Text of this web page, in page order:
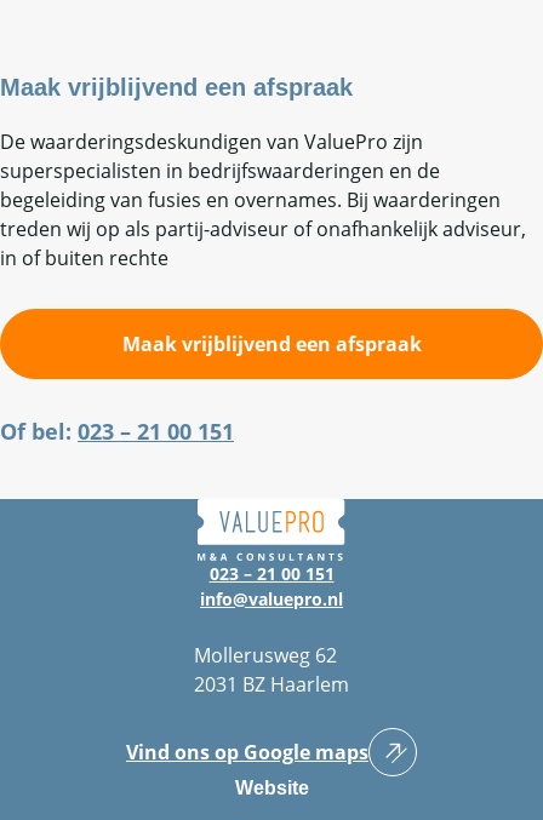
Maak vrijblijvend een afspraak
De waarderingsdeskundigen van ValuePro zijn
superspecialisten in bedrijfswaarderingen en de
begeleiding van fusies en overnames. Bij waarderingen
treden wij op als partij-adviseur of onafhankelijk adviseur,
in of buiten rechte
Maak vrijblijvend een afspraak
Of bel: 023 – 21 00 151
023 – 21 00 151
info@valuepro.nl
Mollerusweg 62
2031 BZ Haarlem
Vind ons op Google maps
Website